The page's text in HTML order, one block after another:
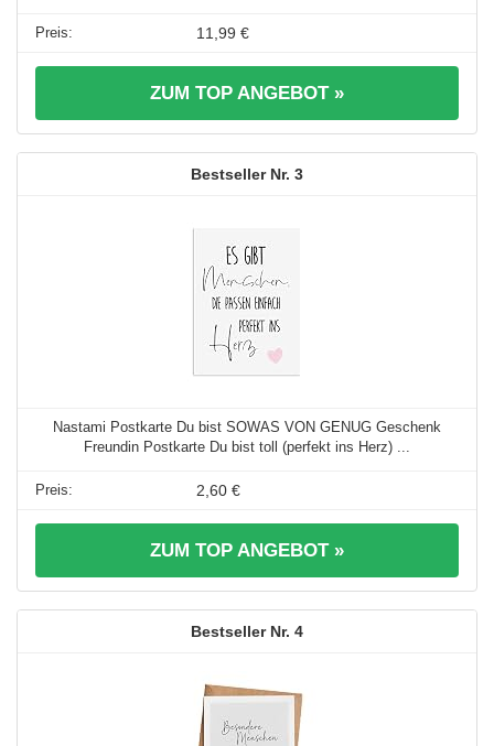
11,99 €
ZUM TOP ANGEBOT »
3
Nastami Postkarte Du bist SOWAS VON GENUG Geschenk
Freundin Postkarte Du bist toll (perfekt ins Herz) ...
2,60 €
ZUM TOP ANGEBOT »
4